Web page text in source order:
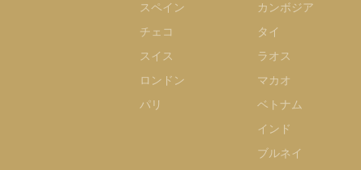
スペイン
チェコ
スイス
ロンドン
パリ
カンボジア
タイ
ラオス
マカオ
ベトナム
インド
ブルネイ